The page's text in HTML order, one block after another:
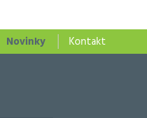
Novinky Kontakt